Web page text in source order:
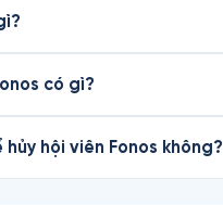
có gì?
hủy hội viên Fonos không?